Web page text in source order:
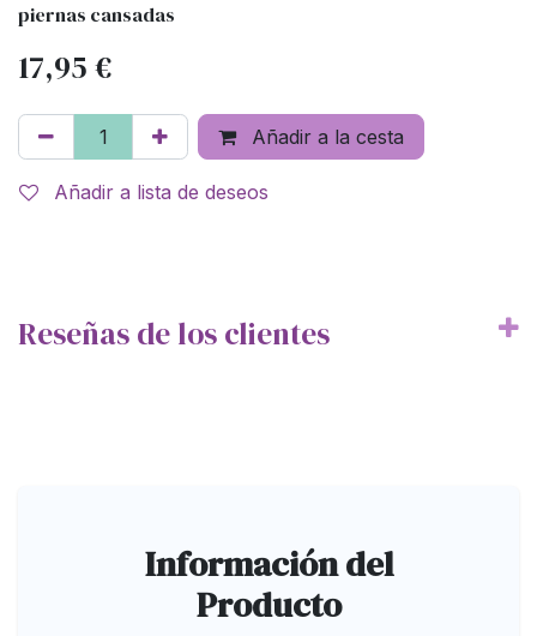
piernas cansadas
17,95 €
Añadir a la cesta
Añadir a lista de deseos
Reseñas de los clientes
Información del
Producto